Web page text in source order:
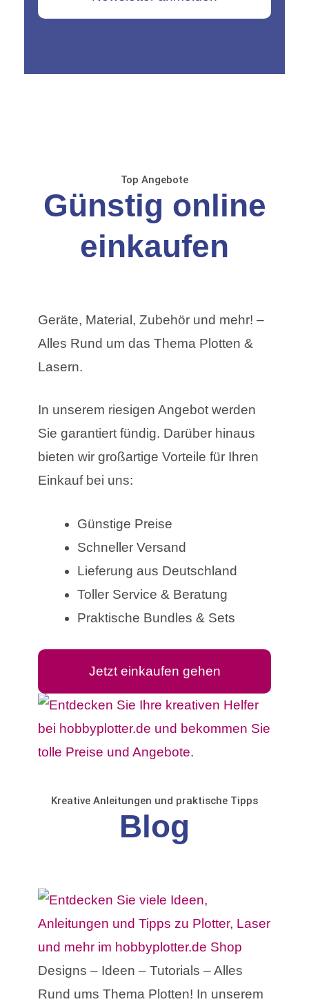
Top Angebote
Günstig online
einkaufen
Geräte, Material, Zubehör und mehr! –
Alles Rund um das Thema Plotten &
Lasern.
In unserem riesigen Angebot werden
Sie garantiert fündig. Darüber hinaus
bieten wir großartige Vorteile für Ihren
Einkauf bei uns:
Günstige Preise
Schneller Versand
Lieferung aus Deutschland
Toller Service & Beratung
Praktische Bundles & Sets
Jetzt einkaufen gehen
Kreative Anleitungen und praktische Tipps
Blog
Designs – Ideen – Tutorials – Alles
Rund ums Thema Plotten! In unserem